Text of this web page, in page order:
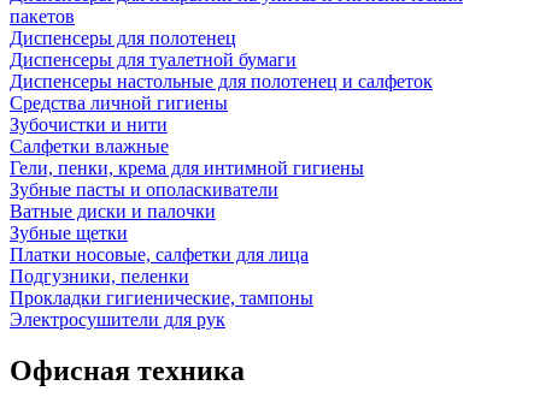
пакетов
Диспенсеры для полотенец
Диспенсеры для туалетной бумаги
Диспенсеры настольные для полотенец и салфеток
Средства личной гигиены
Зубочистки и нити
Салфетки влажные
Гели, пенки, крема для интимной гигиены
Зубные пасты и ополаскиватели
Ватные диски и палочки
Зубные щетки
Платки носовые, салфетки для лица
Подгузники, пеленки
Прокладки гигиенические, тампоны
Электросушители для рук
Офисная техника